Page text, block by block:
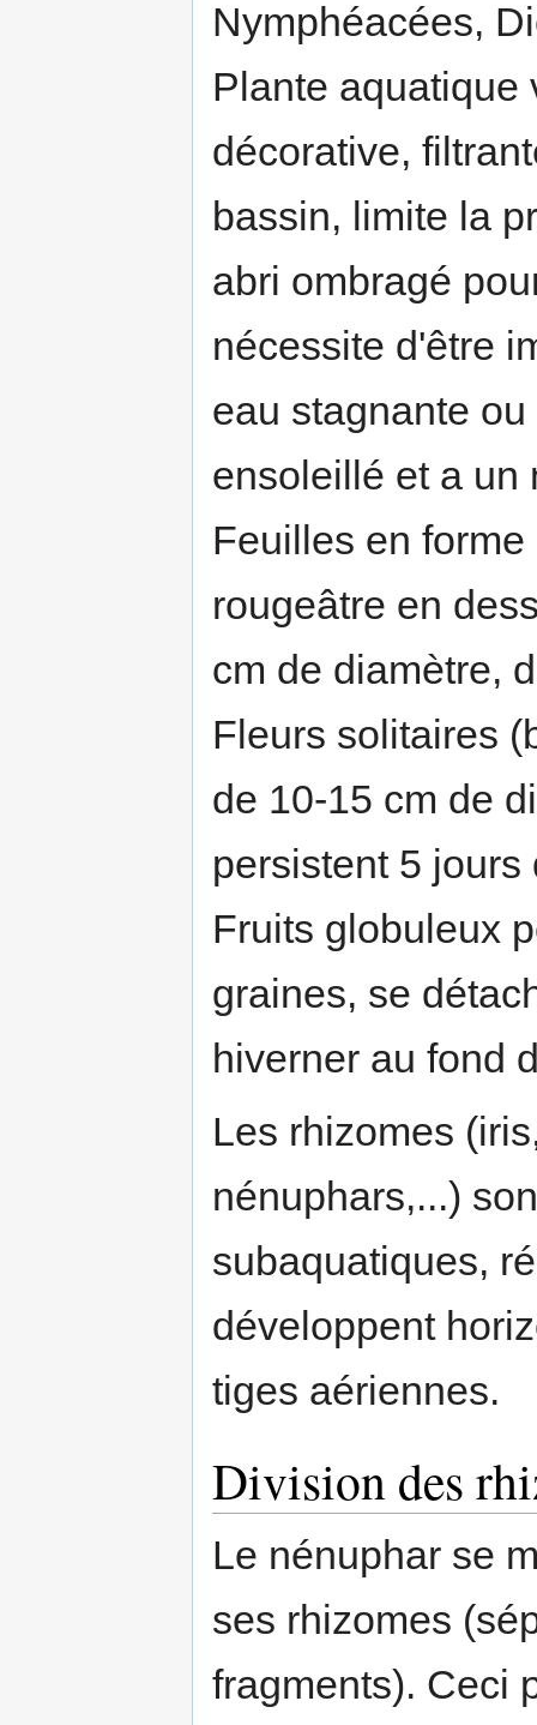
Nymphéacées,
Plante aquatique
décorative,
bassin, limite la
abri ombragé
nécessite d'être
eau stagnante
ensoleillé et a un
Feuilles en
rougeâtre en
cm de diamètre,
Fleurs solitaires
de 10-15 cm de
persistent 5
Fruits globuleux
graines, se
hiverner au fond
Les rhizomes
nénuphars,...)
subaquatiques,
développent
tiges aériennes.
Division des
Le nénuphar se
ses rhizomes
fragments). Ceci